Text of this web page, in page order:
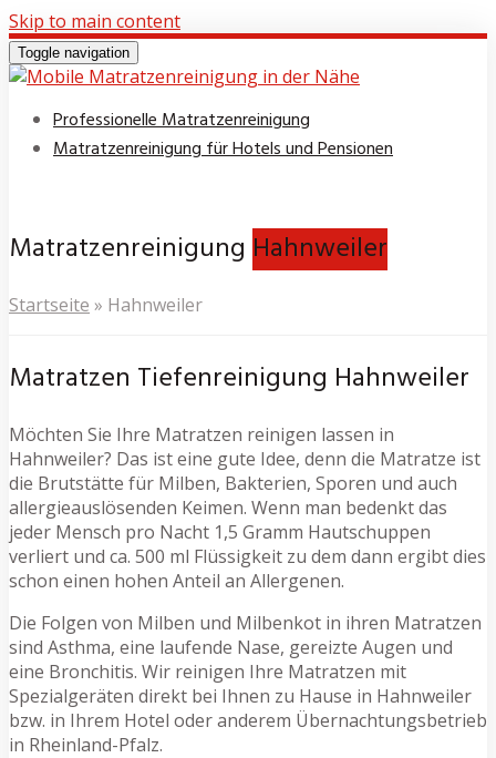
Skip to main content
Toggle navigation
Professionelle Matratzenreinigung
Matratzenreinigung für Hotels und Pensionen
Matratzenreinigung Hahnweiler
Startseite » Hahnweiler
Matratzen Tiefenreinigung Hahnweiler
Möchten Sie Ihre Matratzen reinigen lassen in
Hahnweiler? Das ist eine gute Idee, denn die Matratze ist
die Brutstätte für Milben, Bakterien, Sporen und auch
allergieauslösenden Keimen. Wenn man bedenkt das
jeder Mensch pro Nacht 1,5 Gramm Hautschuppen
verliert und ca. 500 ml Flüssigkeit zu dem dann ergibt dies
schon einen hohen Anteil an Allergenen.
Die Folgen von Milben und Milbenkot in ihren Matratzen
sind Asthma, eine laufende Nase, gereizte Augen und
eine Bronchitis. Wir reinigen Ihre Matratzen mit
Spezialgeräten direkt bei Ihnen zu Hause in Hahnweiler
bzw. in Ihrem Hotel oder anderem Übernachtungsbetrieb
in Rheinland-Pfalz.